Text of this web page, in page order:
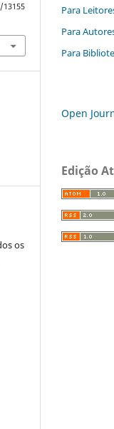
os
Para
Para
Para
Open
Edição